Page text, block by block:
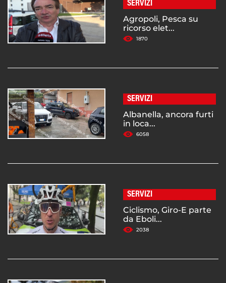
SERVIZI
Agropoli, Pesca su
ricorso elet...
1870
SERVIZI
Albanella, ancora furti
in loca...
6058
SERVIZI
Ciclismo, Giro-E parte
da Eboli...
2038